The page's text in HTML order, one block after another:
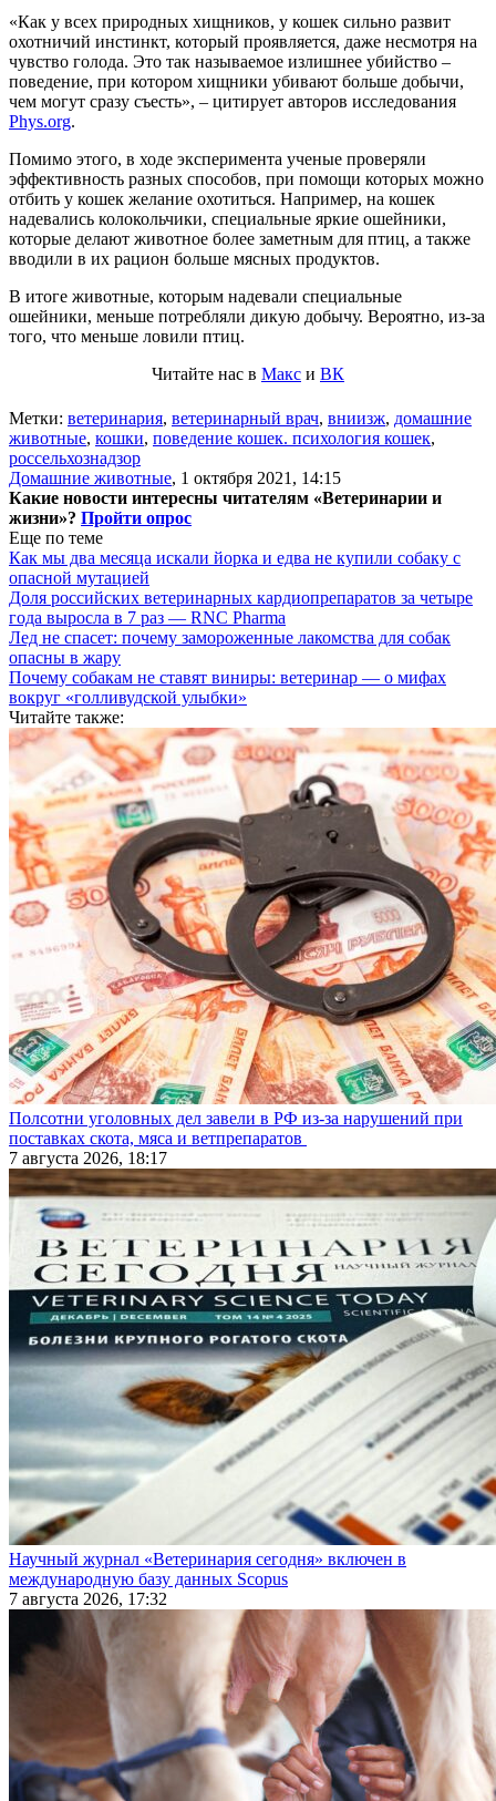
«Как у всех природных хищников, у кошек сильно развит
охотничий инстинкт, который проявляется, даже несмотря на
чувство голода. Это так называемое излишнее убийство –
поведение, при котором хищники убивают больше добычи,
чем могут сразу съесть», – цитирует авторов исследования
Phys.org.
Помимо этого, в ходе эксперимента ученые проверяли
эффективность разных способов, при помощи которых можно
отбить у кошек желание охотиться. Например, на кошек
надевались колокольчики, специальные яркие ошейники,
которые делают животное более заметным для птиц, а также
вводили в их рацион больше мясных продуктов.
В итоге животные, которым надевали специальные
ошейники, меньше потребляли дикую добычу. Вероятно, из-за
того, что меньше ловили птиц.
Читайте нас в Макс и ВК
Метки: ветеринария, ветеринарный врач, вниизж, домашние
животные, кошки, поведение кошек. психология кошек,
россельхознадзор
Домашние животные, 1 октября 2021, 14:15
Какие новости интересны читателям «Ветеринарии и
жизни»? Пройти опрос
Еще по теме
Как мы два месяца искали йорка и едва не купили собаку с
опасной мутацией
Доля российских ветеринарных кардиопрепаратов за четыре
года выросла в 7 раз — RNC Pharma
Лед не спасет: почему замороженные лакомства для собак
опасны в жару
Почему собакам не ставят виниры: ветеринар — о мифах
вокруг «голливудской улыбки»
Читайте также:
Полсотни уголовных дел завели в РФ из-за нарушений при
поставках скота, мяса и ветпрепаратов
7 августа 2026, 18:17
Научный журнал «Ветеринария сегодня» включен в
международную базу данных Scopus
7 августа 2026, 17:32